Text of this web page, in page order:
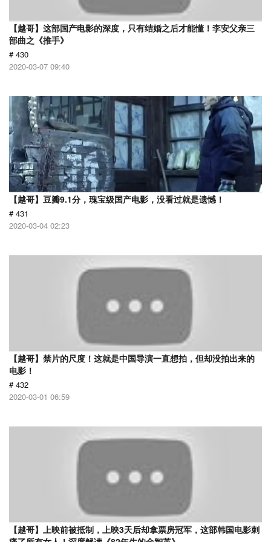
【越哥】这部国产电影的深度，只有结婚之后才能懂！李安父亲三
部曲之《推手》
# 430
2020-03-07 09:40
【越哥】豆瓣9.1分，瑰宝级国产电影，没看过就是遗憾！
# 431
2020-03-04 02:23
【越哥】禁片的尺度！这就是中国导演一直想拍，但却没拍出来的
电影！
# 432
2020-03-01 06:59
【越哥】上映前被抵制，上映3天后却拿票房冠军，这部韩国电影刺